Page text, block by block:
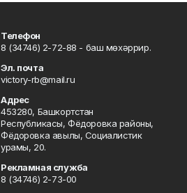
Телефон
8 (34746) 2-72-88 - баш мөхәррир.
Эл. почта
victory-rb@mail.ru
Адрес
453280, Башкортстан
Республикасы, Фёдоровка районы,
Фёдоровка авылы, Социалистик
урамы, 20.
Рекламная служба
8 (34746) 2-73-00